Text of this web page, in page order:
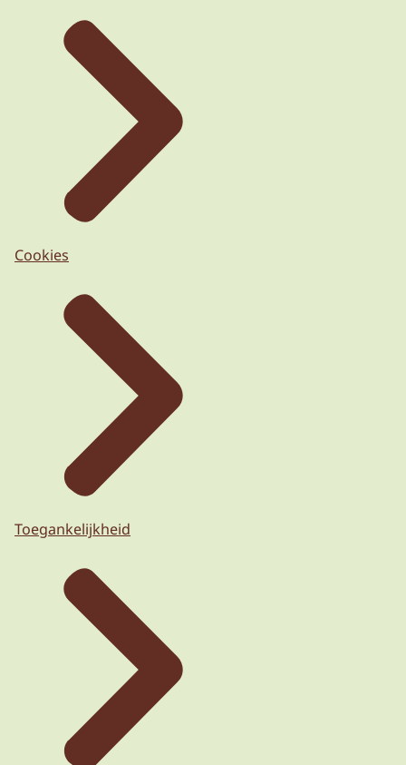
Cookies
Toegankelijkheid